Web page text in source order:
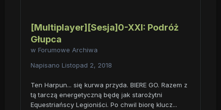
[Multiplayer][Sesja]0-XXI: Podróż
Głupca
w Forumowe Archiwa
Napisano Listopad 2, 2018
Ten Harpun... się kurwa przyda. BIERE GO. Razem z
tą tarczą energetyczną będę jak starożytni
Equestriańscy Legioniści. Po chwil biorę klucz...